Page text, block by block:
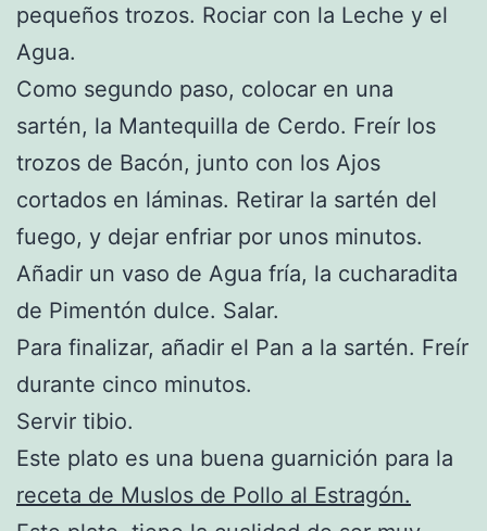
pequeños trozos. Rociar con la Leche y el
Agua.
Como segundo paso, colocar en una
sartén, la Mantequilla de Cerdo. Freír los
trozos de Bacón, junto con los Ajos
cortados en láminas. Retirar la sartén del
fuego, y dejar enfriar por unos minutos.
Añadir un vaso de Agua fría, la cucharadita
de Pimentón dulce. Salar.
Para finalizar, añadir el Pan a la sartén. Freír
durante cinco minutos.
Servir tibio.
Este plato es una buena guarnición para la
receta de Muslos de Pollo al Estragón.